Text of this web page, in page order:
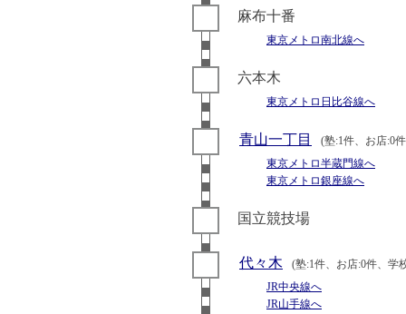
麻布十番
東京メトロ南北線へ
六本木
東京メトロ日比谷線へ
青山一丁目
(塾:1件、お店:0
東京メトロ半蔵門線へ
東京メトロ銀座線へ
国立競技場
代々木
(塾:1件、お店:0件、学
JR中央線へ
JR山手線へ